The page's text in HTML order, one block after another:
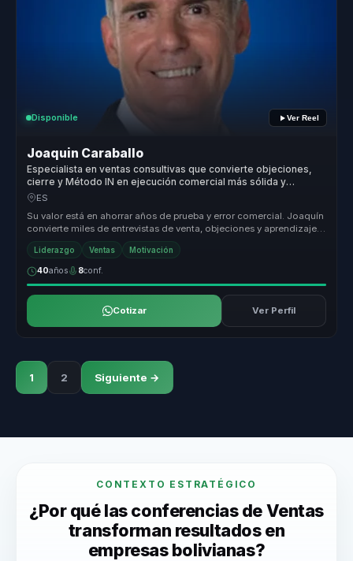
Disponible Ver Reel
Joaquin Caraballo
Especialista en ventas consultivas que convierte objeciones,
cierre y Método IN en ejecución comercial más sólida y
rentable.
ES
Su valor está en ahorrar años de prueba y error comercial. Joaquín
convierte miles de entrevistas de venta, objeciones y aprendizaje
real...
Liderazgo Ventas Motivación
40años 8conf.
Cotizar Ver Perfil
1 2 Siguiente →
CONTEXTO ESTRATÉGICO
¿Por qué las conferencias de Ventas
transforman resultados en
empresas bolivianas?